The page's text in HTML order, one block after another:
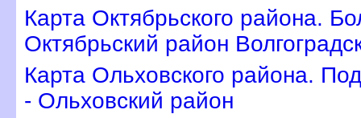
Карта Октябрьского района.
Октябрьский район
Карта Ольховского района.
- Ольховский район